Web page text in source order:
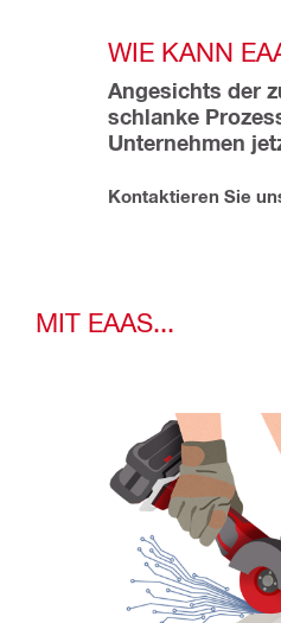
WIE KANN
Angesichts der
schlanke
Unternehmen
Kontaktieren Sie
MIT EAAS...